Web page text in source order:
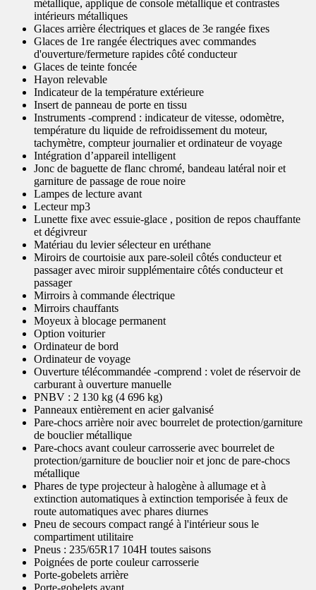
métallique, applique de console métallique et contrastes
intérieurs métalliques
Glaces arrière électriques et glaces de 3e rangée fixes
Glaces de 1re rangée électriques avec commandes
d'ouverture/fermeture rapides côté conducteur
Glaces de teinte foncée
Hayon relevable
Indicateur de la température extérieure
Insert de panneau de porte en tissu
Instruments -comprend : indicateur de vitesse, odomètre,
température du liquide de refroidissement du moteur,
tachymètre, compteur journalier et ordinateur de voyage
Intégration d’appareil intelligent
Jonc de baguette de flanc chromé, bandeau latéral noir et
garniture de passage de roue noire
Lampes de lecture avant
Lecteur mp3
Lunette fixe avec essuie-glace , position de repos chauffante
et dégivreur
Matériau du levier sélecteur en uréthane
Miroirs de courtoisie aux pare-soleil côtés conducteur et
passager avec miroir supplémentaire côtés conducteur et
passager
Mirroirs à commande électrique
Mirroirs chauffants
Moyeux à blocage permanent
Option voiturier
Ordinateur de bord
Ordinateur de voyage
Ouverture télécommandée -comprend : volet de réservoir de
carburant à ouverture manuelle
PNBV : 2 130 kg (4 696 kg)
Panneaux entièrement en acier galvanisé
Pare-chocs arrière noir avec bourrelet de protection/garniture
de bouclier métallique
Pare-chocs avant couleur carrosserie avec bourrelet de
protection/garniture de bouclier noir et jonc de pare-chocs
métallique
Phares de type projecteur à halogène à allumage et à
extinction automatiques à extinction temporisée à feux de
route automatiques avec phares diurnes
Pneu de secours compact rangé à l'intérieur sous le
compartiment utilitaire
Pneus : 235/65R17 104H toutes saisons
Poignées de porte couleur carrosserie
Porte-gobelets arrière